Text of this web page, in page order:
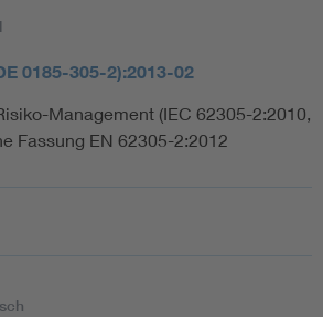
0185-305-2):2013-02
Management (IEC 62305-2:2010,
Fassung EN 62305-2:2012